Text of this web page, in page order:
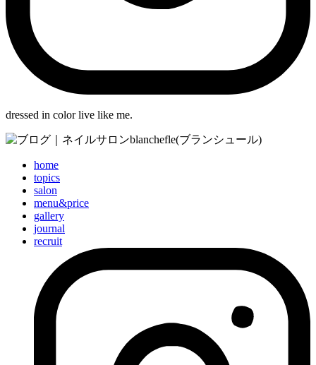
dressed in color live like me.
home
topics
salon
menu&price
gallery
journal
recruit